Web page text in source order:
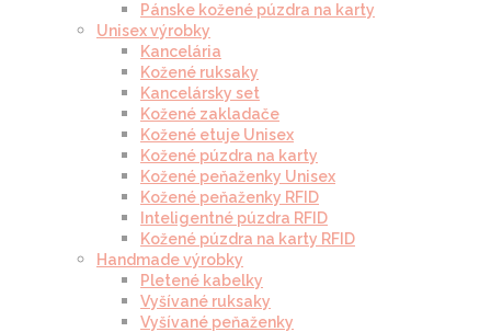
Pánske kožené púzdra na karty
Unisex výrobky
Kancelária
Kožené ruksaky
Kancelársky set
Kožené zakladače
Kožené etuje Unisex
Kožené púzdra na karty
Kožené peňaženky Unisex
Kožené peňaženky RFID
Inteligentné púzdra RFID
Kožené púzdra na karty RFID
Handmade výrobky
Pletené kabelky
Vyšívané ruksaky
Vyšívané peňaženky